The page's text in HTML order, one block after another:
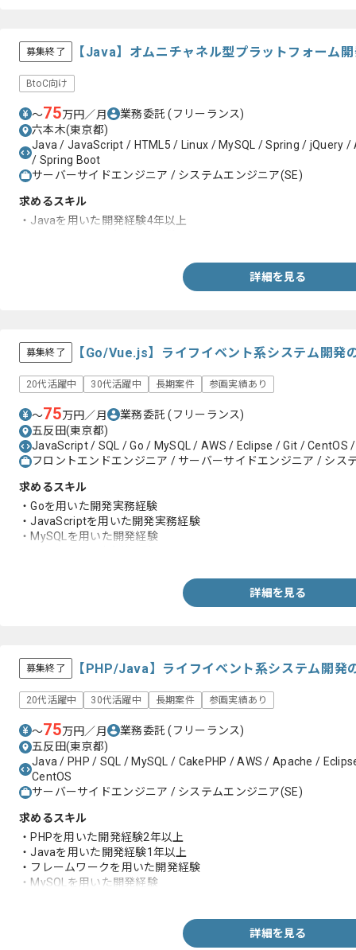
募集終了 【Java】オムニチャネル型プラットフォーム
BtoC向け
〜75万円／月 業務委託(フリーランス)
六本木(東京都)
Java / JavaScript / HTML5 / Linux / MySQL / Spring / jQuery /
/ Spring Boot
サーバーサイドエンジニア / システムエンジニア(SE)
求めるスキル
・Javaを用いた開発経験4年以上
詳細を見る
募集終了 【Go/Vue.js】ライフイベント系システム開発
20代活躍中 30代活躍中 長期案件 参画実績あり
〜75万円／月 業務委託(フリーランス)
五反田(東京都)
JavaScript / SQL / Go / MySQL / AWS / Eclipse / Git / CentOS
フロントエンドエンジニア / サーバーサイドエンジニア / シス
求めるスキル
・Goを用いた開発実務経験
・JavaScriptを用いた開発実務経験
・MySQLを用いた開発経験
詳細を見る
募集終了 【PHP/Java】ライフイベント系システム開発
20代活躍中 30代活躍中 長期案件 参画実績あり
〜75万円／月 業務委託(フリーランス)
五反田(東京都)
Java / PHP / SQL / MySQL / CakePHP / AWS / Apache /
CentOS
サーバーサイドエンジニア / システムエンジニア(SE)
求めるスキル
・PHPを用いた開発経験2年以上
・Javaを用いた開発経験1年以上
・フレームワークを用いた開発経験
・MySQLを用いた開発経験
詳細を見る